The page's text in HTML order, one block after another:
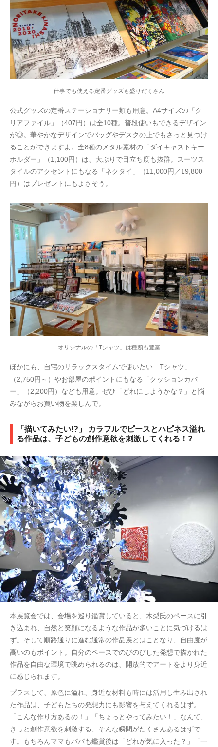
仕事でも使える定番グッズも盛りだくさん
公式グッズの定番ステーショナリー類も用意。A4サイズの「ク
リアファイル」（407円）は全10種。普段使いもできるデザイン
が◎。華やかなデザインでバッグやデスクの上でもさっと見つけ
ることができますよ。全8種のメタル素材の「ダイキャストキー
ホルダー」（1,100円）は、大ぶりで目立ち度も抜群。スーツス
タイルのアクセントにもなる「ネクタイ」（11,000円／19,800
円）はプレゼントにもよさそう。
オリジナルの「Tシャツ」は種類も豊富
ほかにも、自宅のリラックスタイムで使いたい「Tシャツ」
（2,750円～）やお部屋のポイントにもなる「クッションカバ
ー」（2,200円）なども用意。ぜひ「どれにしようかな？」と悩
みながらお買い物を楽しんで。
「描いてみたい!?」 カラフルでピースとハピネス溢れ
る作品は、子どもの創作意欲を刺激してくれる！?
本展覧会では、会場を巡り鑑賞していると、木梨氏のペースに引
き込まれ、自然と笑顔になるような作品が多いことに気づけるは
ず。そして順路通りに進む通常の作品展とはことなり、自由度が
高いのもポイント。自分のペースでのびのびした発想で描かれた
作品を自由な環境で眺められるのは、開放的でアートをより身近
に感じられます。
プラスして、原色に溢れ、身近な材料も時には活用し生み出され
た作品は、子どもたちの発想力にも影響を与えてくれるはず。
「こんな作り方あるの！」「ちょっとやってみたい！」なんて、
きっと創作意欲を刺激する、そんな瞬間がたくさんあるはずで
す。もちろんママもパパも鑑賞後は「どれが気に入った？」「一